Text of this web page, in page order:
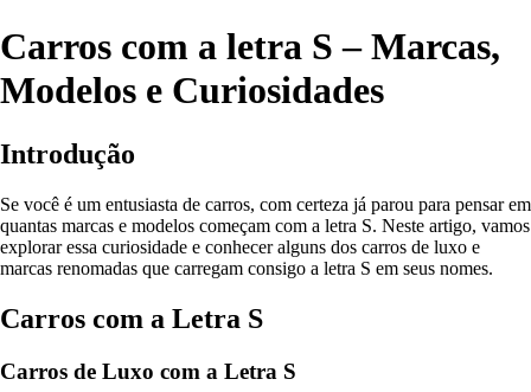
Carros com a letra S – Marcas,
Modelos e Curiosidades
Introdução
Se você é um entusiasta de carros, com certeza já parou para pensar em
quantas marcas e modelos começam com a letra S. Neste artigo, vamos
explorar essa curiosidade e conhecer alguns dos carros de luxo e
marcas renomadas que carregam consigo a letra S em seus nomes.
Carros com a Letra S
Carros de Luxo com a Letra S